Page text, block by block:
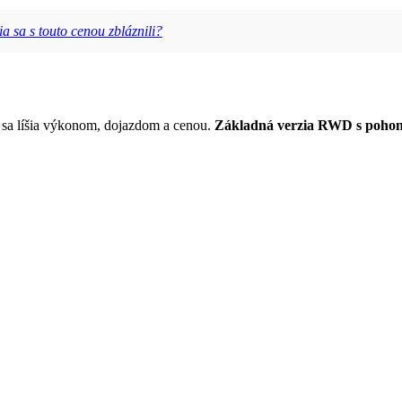
sa s touto cenou zbláznili?
líšia výkonom, dojazdom a cenou. Základná verzia RWD s